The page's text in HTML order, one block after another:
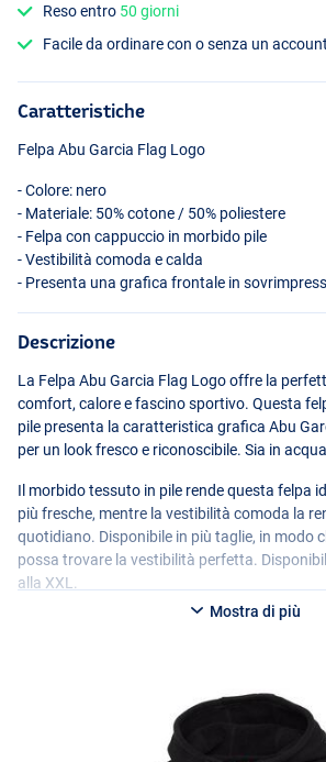
Reso entro 50 giorni
Facile da ordinare con o senza un account
Caratteristiche
Felpa Abu Garcia Flag Logo
- Colore: nero
- Materiale: 50% cotone / 50% poliestere
- Felpa con cappuccio in morbido pile
- Vestibilità comoda e calda
- Presenta una grafica frontale in
Descrizione
La Felpa Abu Garcia Flag Logo offre la
comfort, calore e fascino sportivo. Questa
pile presenta la caratteristica grafica Abu
per un look fresco e riconoscibile. Sia in
Il morbido tessuto in pile rende questa felpa
più fresche, mentre la vestibilità comoda la
quotidiano. Disponibile in più taglie, in modo
possa trovare la vestibilità perfetta.
alla XXL
Mostra di più